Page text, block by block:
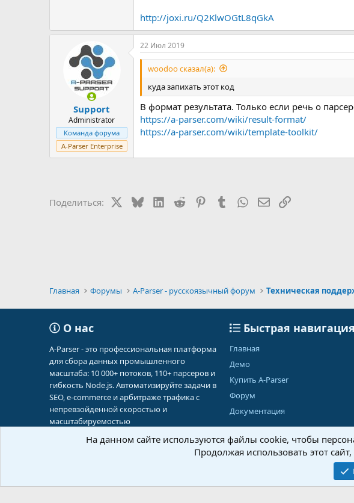
http://joxi.ru/Q2KlwOGtL8qGkA
Support
Administrator
Команда форума
A-Parser Enterprise
22 Июл 2019
woodoo сказал(а):
куда запихать этот код
В формат результата. Только если речь о
https://a-parser.com/wiki/result-format/
https://a-parser.com/wiki/template-toolkit/
Поделиться: BlueskyLinkedIn
Reddit PinterestTumblrWhatsAppЭлектронная почта
Ссылка
Главная Форумы A-Parser - русскоязычный форум Техническая
О нас
A-Parser - это профессиональная платформа
для сбора данных промышленного
масштаба: 10 000+ потоков, 110+ парсеров и
гибкость Node.js. Автоматизируйте задачи в
SEO, e-commerce и арбитраже трафика с
непревзойденной скоростью и
масштабируемостью
Быстрая навигация
Главная
Демо
Купить A-Parser
Форум
Документация
Community
На данном сайте используются файлы cookie, чтобы
Продолжая использовать этот